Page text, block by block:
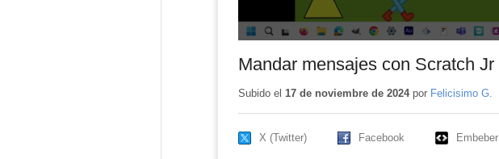
Mandar mensajes con Scratch Jr
Subido el 17 de noviembre de 2024por Felicisimo G.
X (Twitter) Facebook Embeber